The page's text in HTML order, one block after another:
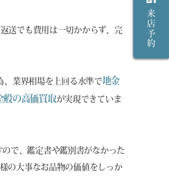
送でも費用は一切かからず、完
、業界相場を上回る水準で地金
般の高価買取が実現できていま
ので、鑑定書や鑑別書がなかった
の大事なお品物の価値をしっか
来店予約